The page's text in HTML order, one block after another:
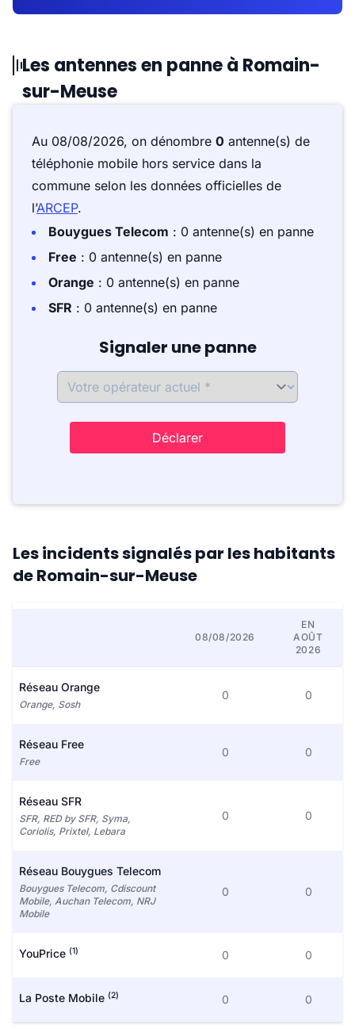
Les antennes en panne à Romain-
sur-Meuse
Au 08/08/2026, on dénombre 0 antenne(s) de
téléphonie mobile hors service dans la
commune selon les données officielles de
l’ARCEP.
Bouygues Telecom : 0 antenne(s) en panne
Free : 0 antenne(s) en panne
Orange : 0 antenne(s) en panne
SFR : 0 antenne(s) en panne
Signaler une panne
Déclarer
Les incidents signalés par les habitants
de Romain-sur-Meuse
08/08/2026
EN
AOÛT
2026
Réseau Orange
Orange, Sosh
0 0
Réseau Free
Free
0 0
Réseau SFR
SFR, RED by SFR, Syma,
Coriolis, Prixtel, Lebara
0 0
Réseau Bouygues Telecom
Bouygues Telecom, Cdiscount
Mobile, Auchan Telecom, NRJ
Mobile
0 0
YouPrice (1) 0 0
La Poste Mobile (2) 0 0